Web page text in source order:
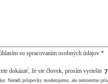
so spracovaním osobných údajov *
dokázať, že ste človek, prosím vyriešte
Neradi príspevky moderujeme, ale nemiestne